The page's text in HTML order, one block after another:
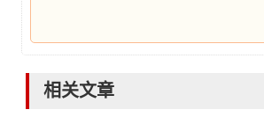
相关文章